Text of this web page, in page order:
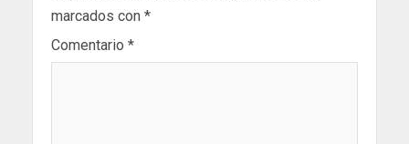
marcados con *
Comentario *